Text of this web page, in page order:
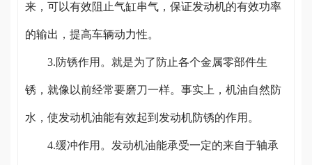
来，可以有效阻止气缸串气，保证发动机的有效功率
的输出，提高车辆动力性。
3.防锈作用。就是为了防止各个金属零部件生
锈，就像以前经常要磨刀一样。事实上，机油自然防
水，使发动机油能有效起到发动机防锈的作用。
4.缓冲作用。发动机油能承受一定的来自于轴承